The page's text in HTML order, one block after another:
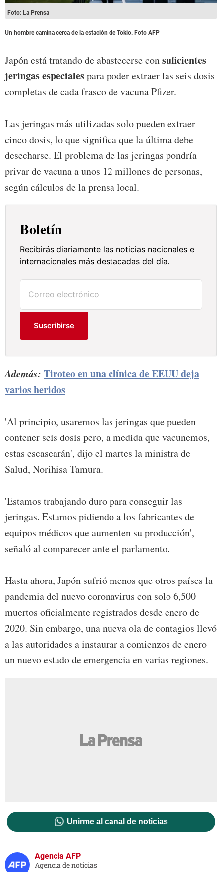
Foto: La Prensa
Un hombre camina cerca de la estación de Tokio. Foto AFP
Japón está tratando de abastecerse consuficientes
jeringas especialespara poder extraer las seis dosis
completas de cada frasco de vacuna Pfizer.
Las jeringas más utilizadas solo pueden extraer
cinco dosis, lo que significa que la última debe
desecharse. El problema de las jeringas pondría
privar de vacuna a unos 12 millones de personas,
según cálculos de la prensa local.
Boletín
Recibirás diariamente las noticias nacionales e
internacionales más destacadas del día.
Suscribirse
Además: Tiroteo en una clínica de EEUU deja
varios heridos
'Al principio, usaremos las jeringas que pueden
contener seis dosis pero, a medida que vacunemos,
estas escasearán', dijo el martes la ministra de
Salud, Norihisa Tamura.
'Estamos trabajando duro para conseguir las
jeringas. Estamos pidiendo a los fabricantes de
equipos médicos que aumenten su producción',
señaló al comparecer ante el parlamento.
Hasta ahora, Japón sufrió menos que otros países la
pandemia del nuevo coronavirus con solo 6,500
muertos oficialmente registrados desde enero de
2020. Sin embargo, una nueva ola de contagios llevó
a las autoridades a instaurar a comienzos de enero
un nuevo estado de emergencia en varias regiones.
Unirme al canal de noticias
Agencia AFP
Agencia de noticias